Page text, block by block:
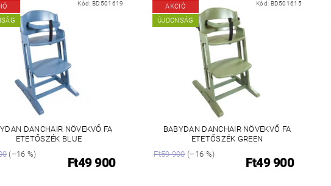
Kód: BD501619
DANCHAIR NÖVEKVŐ FA
ETETŐSZÉK BLUE
(–16 %)
Ft49 900
AKCIÓ
ÚJDONSÁG
Kód: BD501615
BABYDAN DANCHAIR NÖVEKVŐ FA
ETETŐSZÉK GREEN
Ft59 900(–16 %)
Ft49 900